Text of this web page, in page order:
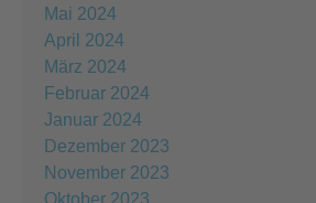
Mai 2024
April 2024
März 2024
Februar 2024
Januar 2024
Dezember 2023
November 2023